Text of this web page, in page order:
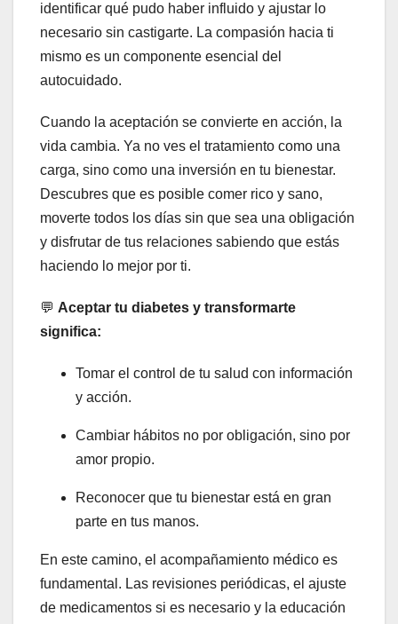
identificar qué pudo haber influido y ajustar lo
necesario sin castigarte. La compasión hacia ti
mismo es un componente esencial del
autocuidado.
Cuando la aceptación se convierte en acción, la
vida cambia. Ya no ves el tratamiento como una
carga, sino como una inversión en tu bienestar.
Descubres que es posible comer rico y sano,
moverte todos los días sin que sea una obligación
y disfrutar de tus relaciones sabiendo que estás
haciendo lo mejor por ti.
💬 Aceptar tu diabetes y transformarte
significa:
Tomar el control de tu salud con información
y acción.
Cambiar hábitos no por obligación, sino por
amor propio.
Reconocer que tu bienestar está en gran
parte en tus manos.
En este camino, el acompañamiento médico es
fundamental. Las revisiones periódicas, el ajuste
de medicamentos si es necesario y la educación